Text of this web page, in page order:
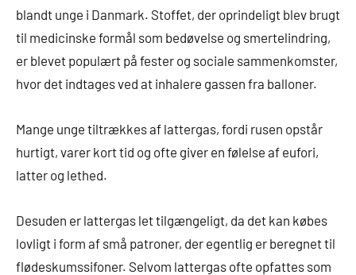
blandt unge i Danmark. Stoffet, der oprindeligt blev brugt
til medicinske formål som bedøvelse og smertelindring,
er blevet populært på fester og sociale sammenkomster,
hvor det indtages ved at inhalere gassen fra balloner.
Mange unge tiltrækkes af lattergas, fordi rusen opstår
hurtigt, varer kort tid og ofte giver en følelse af eufori,
latter og lethed.
Desuden er lattergas let tilgængeligt, da det kan købes
lovligt i form af små patroner, der egentlig er beregnet til
flødeskumssifoner. Selvom lattergas ofte opfattes som